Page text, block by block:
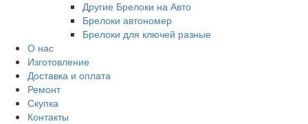
Другие Брелоки на Авто
Брелоки автономер
Брелоки для ключей разные
О нас
Изготовление
Доставка и оплата
Ремонт
Скупка
Контакты